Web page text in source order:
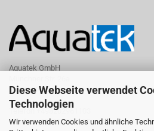
Diese Webseite verwendet
Technologien
Wir verwenden Cookies und ähnliche
Aquatek GmbH
D-82278 Althegnenberg
Telefon +498202961103
Telefax +498202961105